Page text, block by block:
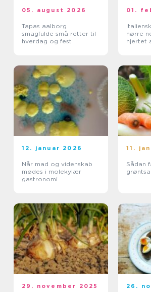
05. august 2026
Tapas aalborg
smagfulde små retter til
hverdag og fest
01.
nørre nebel
hjertet
12. januar 2026
Når mad og videnskab
mødes i molekylær
gastronomi
11.
Sådan
29. november 2025 26.